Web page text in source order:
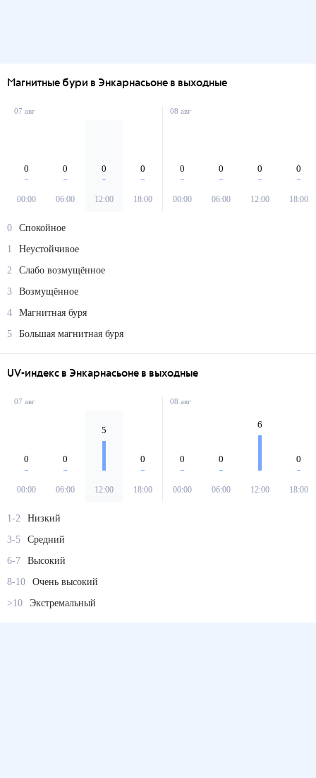
Магнитные бури в Энкарнасьоне в выходные
07 авг
0
00:00
0
06:00
0
12:00
0
18:00
08 авг
0
00:00
0
06:00
0
12:00
0
18:00
0
Спокойное
1
Неустойчивое
2
Слабо возмущённое
3
Возмущённое
4
Магнитная буря
5
Большая магнитная буря
UV-индекс в Энкарнасьоне в выходные
07 авг
0
00:00
0
06:00
5
12:00
0
18:00
08 авг
0
00:00
0
06:00
6
12:00
0
18:00
1-2
Низкий
3-5
Средний
6-7
Высокий
8-10
Очень высокий
>10
Экстремальный